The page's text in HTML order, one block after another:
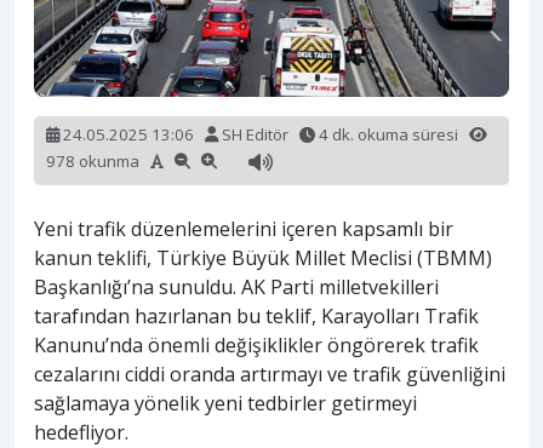
24.05.2025 13:06 SH Editör
4 dk. okuma süresi
978 okunma
Yeni trafik düzenlemelerini içeren kapsamlı bir
kanun teklifi, Türkiye Büyük Millet Meclisi (TBMM)
Başkanlığı’na sunuldu. AK Parti milletvekilleri
tarafından hazırlanan bu teklif, Karayolları Trafik
Kanunu’nda önemli değişiklikler öngörerek trafik
cezalarını ciddi oranda artırmayı ve trafik güvenliğini
sağlamaya yönelik yeni tedbirler getirmeyi
hedefliyor.